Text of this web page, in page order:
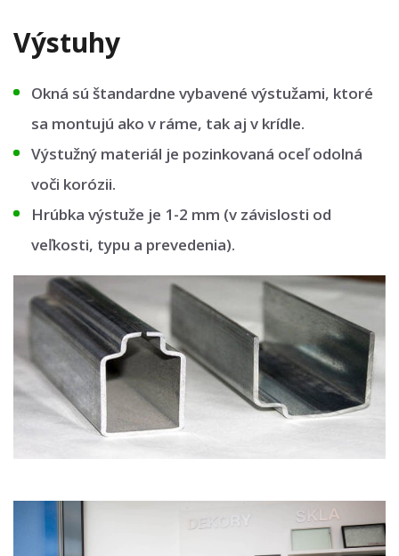
Výstuhy
Okná sú štandardne vybavené výstužami, ktoré
sa montujú ako v ráme, tak aj v krídle.
Výstužný materiál je pozinkovaná oceľ odolná
voči korózii.
Hrúbka výstuže je 1-2 mm (v závislosti od
veľkosti, typu a prevedenia).